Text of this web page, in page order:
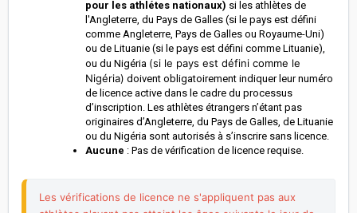
pour les athlétes nationaux) si les athlètes de
l'Angleterre, du Pays de Galles (si le pays est défini
comme Angleterre, Pays de Galles ou Royaume-Uni)
ou de Lituanie (si le pays est défini comme Lituanie),
ou du Nigéria (si le pays est défini comme le
Nigéria) doivent obligatoirement indiquer leur numéro
de licence active dans le cadre du processus
d’inscription. Les athlètes étrangers n’étant pas
originaires d’Angleterre, du Pays de Galles, de Lituanie
ou du Nigéria sont autorisés à s’inscrire sans licence.
Aucune : Pas de vérification de licence requise.
Les vérifications de licence ne s'appliquent pas aux